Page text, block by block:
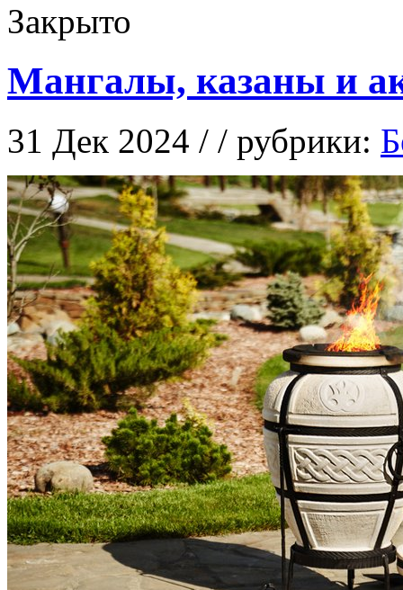
Закрыто
Мангалы, казаны и
31 Дек 2024 / / рубрики: